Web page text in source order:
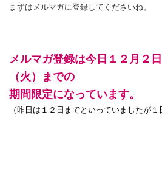
まずはメルマガに登録してくださいね。
メルマガ登録は今日１２月２
（火）までの
期間限定になっています。
（昨日は１２日までといっていましたが１